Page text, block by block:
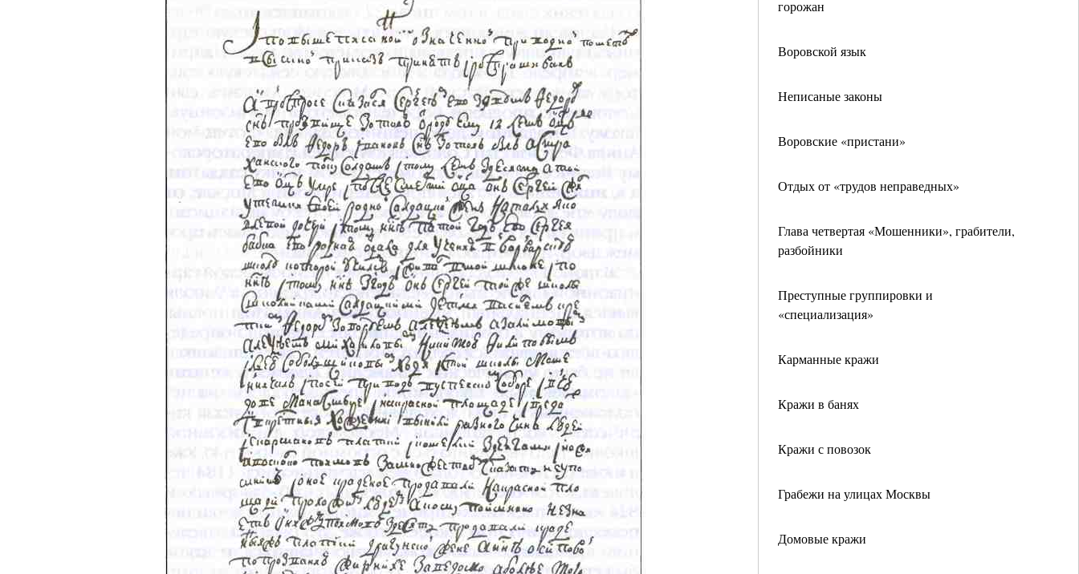
горожан
Воровской язык
Неписаные законы
Воровские «пристани»
Отдых от «трудов неправедных»
Глава четвертая «Мошенники», грабители,
разбойники
Преступные группировки и
«специализация»
Карманные кражи
Кражи в банях
Кражи с повозок
Грабежи на улицах Москвы
Домовые кражи